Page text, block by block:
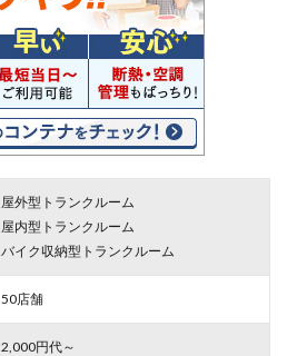
屋外型トランクルーム
屋内型トランクルーム
バイク収納型トランクルーム
50店舗
2,000円代～